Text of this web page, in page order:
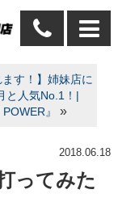
ます！】姉妹店に
と人気No.1！|
POWER』
»
2018.06.18
ってみた